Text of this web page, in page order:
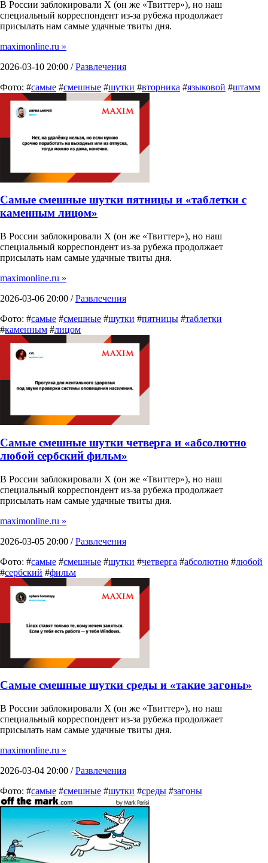
В России заблокировали X (он же «Твиттер»), но наш
специальный корреспондент из-за рубежа продолжает
присылать нам самые удачные твиты дня.
maximonline.ru »
2026-03-10 20:00 /Развлечения
Фото: #самые #смешные #шутки #вторника #языковой #штамм
Самые смешные шутки пятницы и «таблетки с
каменным лицом»
В России заблокировали X (он же «Твиттер»), но наш
специальный корреспондент из-за рубежа продолжает
присылать нам самые удачные твиты дня.
maximonline.ru »
2026-03-06 20:00 /Развлечения
Фото: #самые #смешные #шутки #пятницы #таблетки
#каменным #лицом
Самые смешные шутки четверга и «абсолютно
любой сербский фильм»
В России заблокировали X (он же «Твиттер»), но наш
специальный корреспондент из-за рубежа продолжает
присылать нам самые удачные твиты дня.
maximonline.ru »
2026-03-05 20:00 /Развлечения
Фото: #самые #смешные #шутки #четверга #абсолютно #любой
#сербский #фильм
Самые смешные шутки среды и «такие загоны»
В России заблокировали X (он же «Твиттер»), но наш
специальный корреспондент из-за рубежа продолжает
присылать нам самые удачные твиты дня.
maximonline.ru »
2026-03-04 20:00 /Развлечения
Фото: #самые #смешные #шутки #среды #загоны